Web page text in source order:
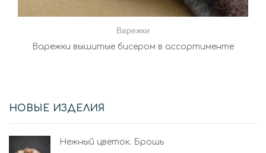
Варежки
Варежки вышитые бисером в ассортименте
НОВЫЕ ИЗДЕЛИЯ
Нежный цветок. Брошь